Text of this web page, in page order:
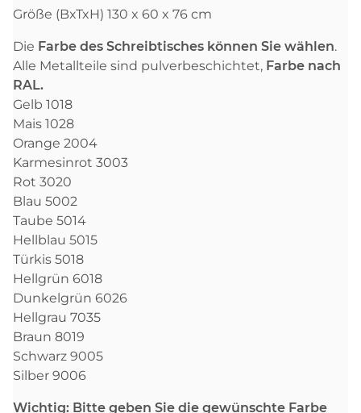
Größe (BxTxH) 130 x 60 x 76 cm
Die Farbe des Schreibtisches können Sie wählen.
Alle Metallteile sind pulverbeschichtet, Farbe nach
RAL.
Gelb 1018
Mais 1028
Orange 2004
Karmesinrot 3003
Rot 3020
Blau 5002
Taube 5014
Hellblau 5015
Türkis 5018
Hellgrün 6018
Dunkelgrün 6026
Hellgrau 7035
Braun 8019
Schwarz 9005
Silber 9006
Wichtig: Bitte geben Sie die gewünschte Farbe